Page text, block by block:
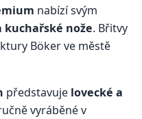
nabízí svým
kuchařské nože. Břitvy
Böker ve městě
představuje lovecké a
vyráběné v